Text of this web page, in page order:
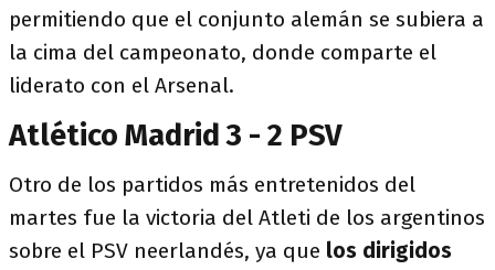
permitiendo que el conjunto alemán se subiera a
la cima del campeonato, donde comparte el
liderato con el Arsenal.
Atlético Madrid 3 - 2 PSV
Otro de los partidos más entretenidos del
martes fue la victoria del Atleti de los argentinos
sobre el PSV neerlandés, ya que los dirigidos